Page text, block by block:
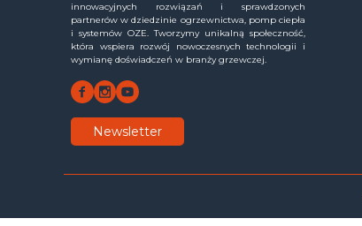
innowacyjnych rozwiązań i sprawdzonych
partnerów w dziedzinie ogrzewnictwa, pomp ciepła
i systemów OZE. Tworzymy unikalną społeczność,
która wspiera rozwój nowoczesnych technologii i
wymianę doświadczeń w branży grzewczej.
Newsletter